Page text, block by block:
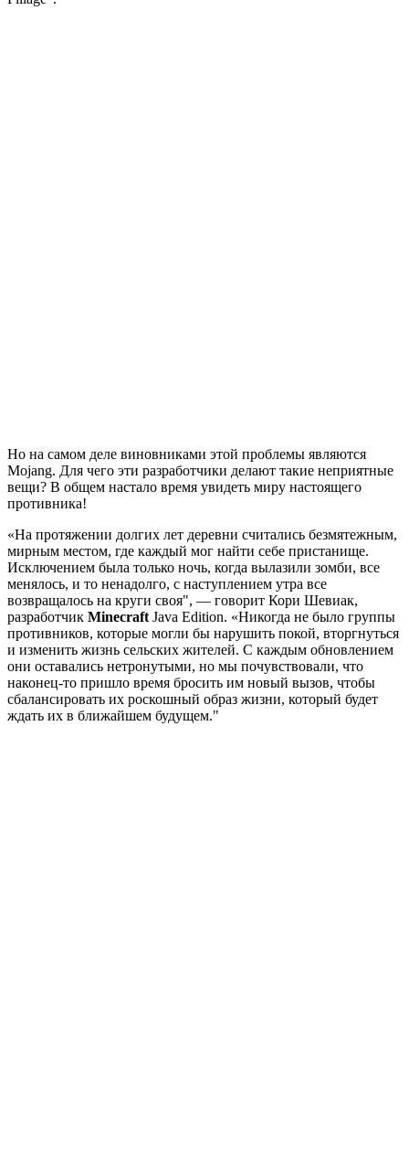
Но на самом деле виновниками этой проблемы являются
Mojang. Для чего эти разработчики делают такие неприятные
вещи? В общем настало время увидеть миру настоящего
противника!
«На протяжении долгих лет деревни считались безмятежным,
мирным местом, где каждый мог найти себе пристанище.
Исключением была только ночь, когда вылазили зомби, все
менялось, и то ненадолго, с наступлением утра все
возвращалось на круги своя", — говорит Кори Шевиак,
разработчик Minecraft Java Edition. «Никогда не было группы
противников, которые могли бы нарушить покой, вторгнуться
и изменить жизнь сельских жителей. С каждым обновлением
они оставались нетронутыми, но мы почувствовали, что
наконец-то пришло время бросить им новый вызов, чтобы
сбалансировать их роскошный образ жизни, который будет
ждать их в ближайшем будущем."